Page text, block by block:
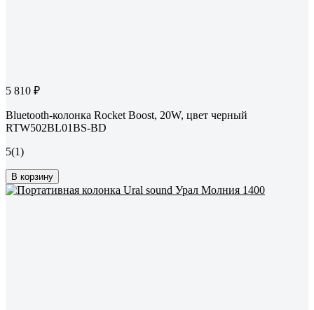
5 810 ₽
Bluetooth-колонка Rocket Boost, 20W, цвет черный
RTW502BL01BS-BD
5(1)
В корзину